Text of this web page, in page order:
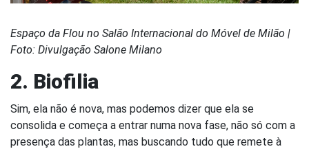
Espaço da Flou no Salão Internacional do Móvel de Milão |
Foto: Divulgação Salone Milano
2. Biofilia
Sim, ela não é nova, mas podemos dizer que ela se
consolida e começa a entrar numa nova fase, não só com a
presença das plantas, mas buscando tudo que remete à